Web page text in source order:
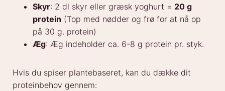
Skyr: 2 dl skyr eller græsk yoghurt = 20 g
protein (Top med nødder og frø for at nå op
på 30 g. protein)
Æg: Æg indeholder ca. 6-8 g protein pr. styk.
Hvis du spiser plantebaseret, kan du dække dit
proteinbehov gennem: